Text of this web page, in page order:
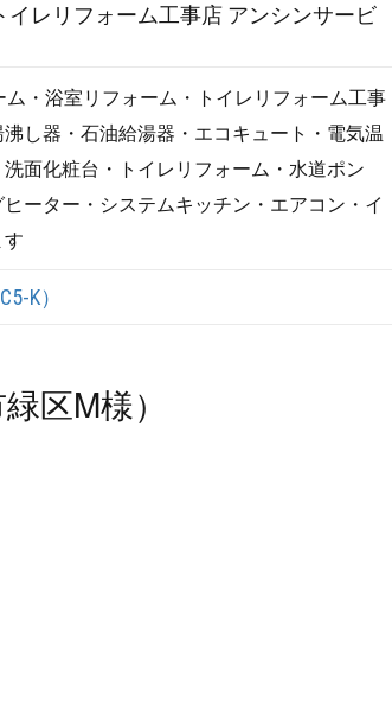
レリフォーム工事店 アンシンサービ
・浴室リフォーム・トイレリフォーム工事
し器・石油給湯器・エコキュート・電気温
面化粧台・トイレリフォーム・水道ポン
ーター・システムキッチン・エアコン・イ
K）
区M様）